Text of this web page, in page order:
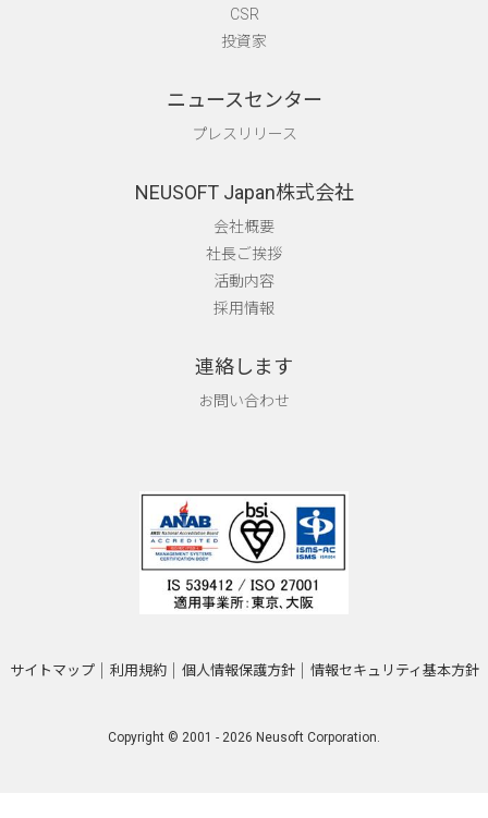
CSR
投資家
ニュースセンター
プレスリリース
NEUSOFT Japan株式会社
会社概要
社長ご挨拶
活動内容
採用情報
連絡します
お問い合わせ
サイトマップ 利用規約 個人情報保護方針 情報セキュリティ基本方針
Copyright © 2001 - 2026 Neusoft Corporation.